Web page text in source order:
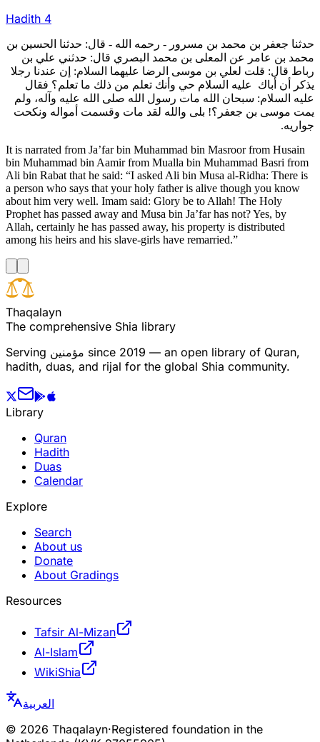
Hadith 4
حدثنا جعفر بن محمد بن مسرور - رحمه الله - قال: حدثنا الحسين بن
محمد بن عامر عن المعلى بن محمد البصري قال: حدثني علي بن
رباط قال: قلت لعلي بن موسى الرضا عليهما السلام: إن عندنا رجلا
يذكر أن أباك عليه السلام حي وأنك تعلم من ذلك ما تعلم؟ فقال
عليه السلام: سبحان الله مات رسول الله صلى الله عليه وآله، ولم
يمت موسى بن جعفر؟! بلى والله لقد مات وقسمت أمواله ونكحت
جواريه.
It is narrated from Ja’far bin Muhammad bin Masroor from Husain
bin Muhammad bin Aamir from Mualla bin Muhammad Basri from
Ali bin Rabat that he said: “I asked Ali bin Musa al-Ridha: There is
a person who says that your holy father is alive though you know
about him very well. Imam said: Glory be to Allah! The Holy
Prophet has passed away and Musa bin Ja’far has not? Yes, by
Allah, certainly he has passed away, his property is distributed
among his heirs and his slave-girls have remarried.”
Thaqalayn
The comprehensive Shia library
Serving مؤمنین since 2019 — an open library of Quran,
hadith, duas, and rijal for the global Shia community.
Library
Quran
Hadith
Duas
Calendar
Explore
Search
About us
Donate
About Gradings
Resources
Tafsir Al-Mizan
Al-Islam
WikiShia
العربية
© 2026 Thaqalayn·Registered foundation in the